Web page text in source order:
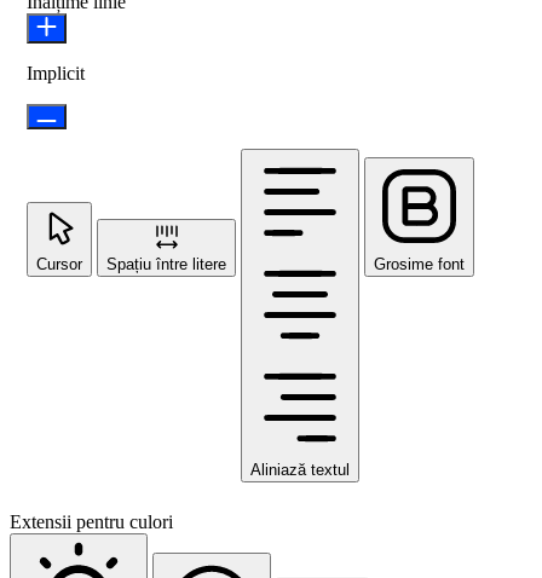
Implicit
Cursor Spațiu între litere
Aliniază textul
Grosime font
Extensii pentru culori